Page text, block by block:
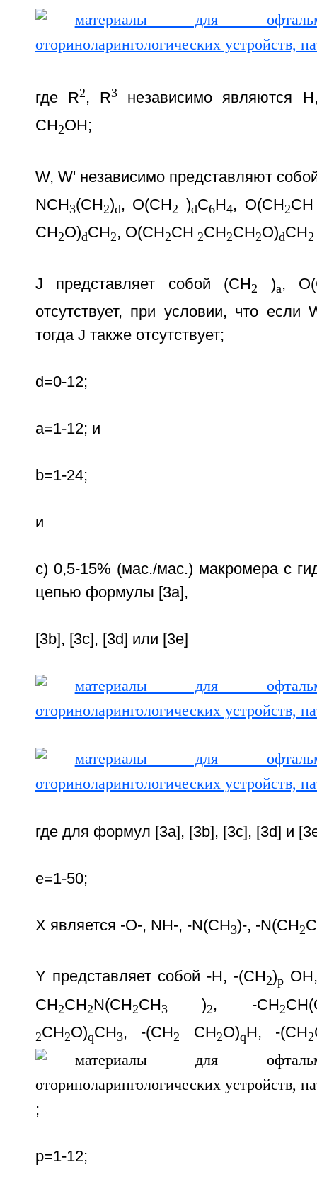
где R2, R3 независимо являются
СН 2ОН;
W, W' независимо представляют
NСН3(СН2)d, O(CH2 )dC6H4, O(CH2CH
CH2O)dCH2, O(СН2СН 2СН2СН2O)dСН2
J представляет собой (СН2 )а,
отсутствует, при условии, что если
тогда J также отсутствует;
d=0-12;
а=1-12; и
b=1-24;
и
с) 0,5-15% (мас./мас.) макромера с
цепью формулы [3а],
[3b], [3с], [3d] или [3е]
где для формул [3а], [3b], [3c], [3d] и
е=1-50;
Х является -O-, NH-, -N(CH3)-, -N(СН2
Y представляет собой -Н, -(CH2)pОН,
CH2CH2N(CH2CH3 )2, -CH2
2CH2O)qCH3, -(CH2 CH2O)qH, -(CH2
;
p=1-12;